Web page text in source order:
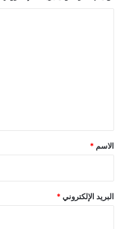
*
الاسم *
البريد الإلكتروني *